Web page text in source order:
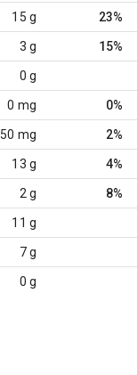
15 g 23%
3 g 15%
0 g
0 mg 0%
50 mg 2%
13 g 4%
2 g 8%
11 g
7 g
0 g